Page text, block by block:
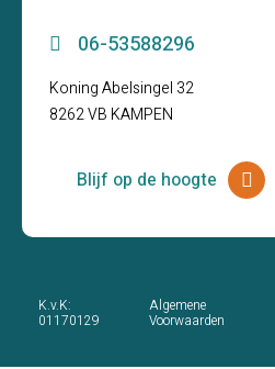
06-53588296
Koning Abelsingel 32
8262 VB KAMPEN
Blijf op de hoogte
K.v.K:
01170129
Algemene
Voorwaarden